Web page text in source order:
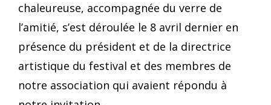
chaleureuse, accompagnée du verre de
l’amitié, s’est déroulée le 8 avril dernier en
présence du président et de la directrice
artistique du festival et des membres de
notre association qui avaient répondu à